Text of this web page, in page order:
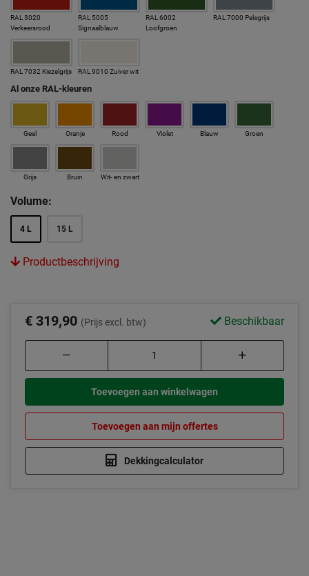
RAL 3020
Verkeersrood
RAL 5005
Signaalblauw
RAL 6002
Loofgroen
RAL 7000 Pelsgrijs
RAL 7032 Kiezelgrijs RAL 9010 Zuiver wit
Al onze RAL-kleuren
Geel Oranje Rood Violet Blauw Groen
Grijs Bruin Wit- en zwart
Volume:
4 L 15 L
Productbeschrijving
€ 319,90 (Prijs excl. btw) Beschikbaar
Toevoegen aan winkelwagen
Toevoegen aan mijn offertes
Dekkingcalculator